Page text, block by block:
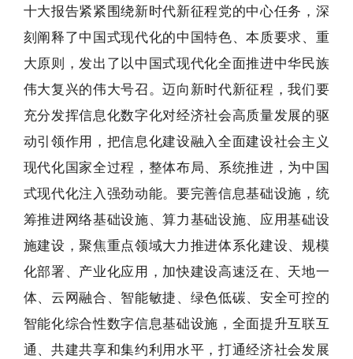
十大报告紧紧围绕新时代新征程党的中心任务，深
刻阐释了中国式现代化的中国特色、本质要求、重
大原则，发出了以中国式现代化全面推进中华民族
伟大复兴的伟大号召。迈向新时代新征程，我们要
充分发挥信息化数字化对经济社会高质量发展的驱
动引领作用，把信息化建设融入全面建设社会主义
现代化国家全过程，整体布局、系统推进，为中国
式现代化注入强劲动能。要完善信息基础设施，统
筹推进网络基础设施、算力基础设施、应用基础设
施建设，聚焦重点领域大力推进体系化建设、规模
化部署、产业化应用，加快建设高速泛在、天地一
体、云网融合、智能敏捷、绿色低碳、安全可控的
智能化综合性数字信息基础设施，全面提升互联互
通、共建共享和集约利用水平，打通经济社会发展